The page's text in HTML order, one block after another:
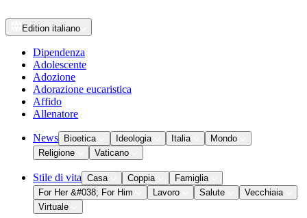
Edition italiano
Dipendenza
Adolescente
Adozione
Adorazione eucaristica
Affido
Allenatore
News Bioetica Ideologia Italia
Mondo
Religione
Vaticano
Stile di vita Casa Coppia
Famiglia
For Her &#038; For Him
Lavoro Salute
Vecchiaia
Virtuale